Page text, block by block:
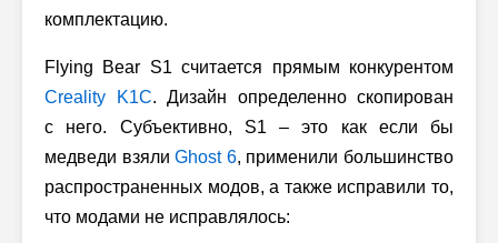
комплектацию.
Flying Bear S1 считается прямым конкурентом
Creality K1C. Дизайн определенно скопирован
с него. Субъективно, S1 – это как если бы
медведи взялиGhost 6, применили большинство
распространенных модов, а также исправили то,
что модами не исправлялось: